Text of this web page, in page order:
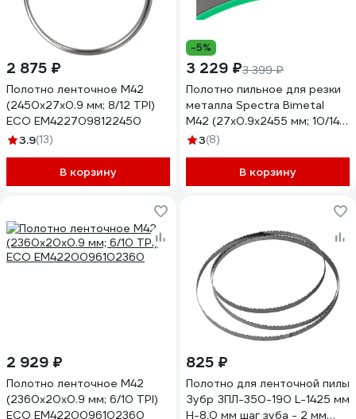
2 875 ₽
Полотно ленточное М42
(2450х27х0.9 мм; 8/12 TPI)
ECO EM4227098122450
3.9(13)
В корзину
-5%
3 229 ₽3 399 ₽
Полотно пильное для резки
металла Spectra Bimetal
M42 (27х0.9х2455 мм; 10/14S
TPI) HONSBERG
3(8)
В корзину
2 929 ₽
Полотно ленточное М42
(2360х20х0.9 мм; 6/10 TPI)
ECO EM4220096102360
825 ₽
Полотно для ленточной пилы
Зубр ЗПЛ-350-190 L-1425 мм
H-8.0 мм шаг зуба - 2 мм